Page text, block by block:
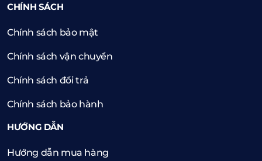
CHÍNH SÁCH
Chính sách bảo mật
Chính sách vận chuyển
Chính sách đổi trả
Chính sách bảo hành
HƯỚNG DẪN
Hướng dẫn mua hàng